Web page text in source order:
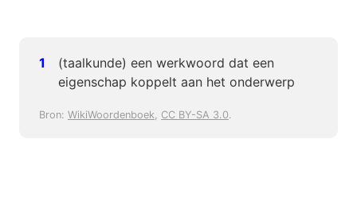
(taalkunde) een werkwoord dat een
eigenschap koppelt aan het onderwerp
Bron: WikiWoordenboek, CC BY-SA 3.0.